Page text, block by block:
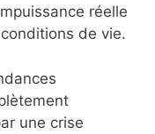
réelle
de vie.
une crise